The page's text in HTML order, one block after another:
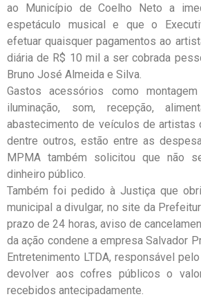
ao Município de Coelho Neto a
espetáculo musical e que o
efetuar quaisquer pagamentos ao
diária de R$ 10 mil a ser cobrada
Bruno José Almeida e Silva.
Gastos acessórios como
iluminação, som, recepção,
abastecimento de veículos de artistas
dentre outros, estão entre as
MPMA também solicitou que não
dinheiro público.
Também foi pedido à Justiça que
municipal a divulgar, no site da
prazo de 24 horas, aviso de
da ação condene a empresa Salvador
Entretenimento LTDA, responsável
devolver aos cofres públicos o
recebidos antecipadamente.